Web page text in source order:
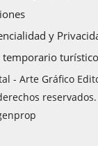
y
turístico
- Arte Gráfico
reservados.